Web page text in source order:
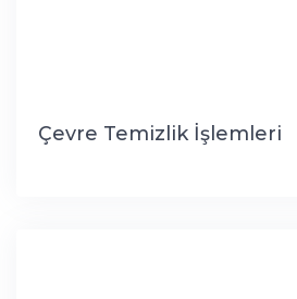
Çevre Temizlik İşlemleri